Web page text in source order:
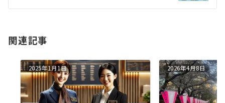
ン
関連記事
2025年1月1日 2026年4月8日